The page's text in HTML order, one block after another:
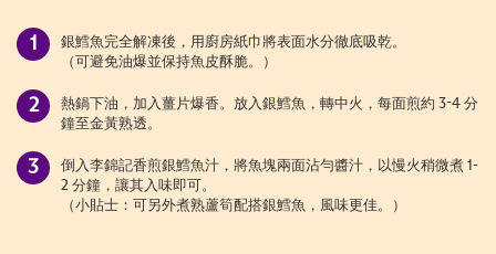
銀鱈魚完全解凍後，用廚房紙巾將表面水分徹底吸乾。
（可避免油爆並保持魚皮酥脆。）
熱鍋下油，加入薑片爆香。放入銀鱈魚，轉中火，每面煎約 3-4 分
鐘至金黃熟透。
倒入李錦記香煎銀鱈魚汁，將魚塊兩面沾勻醬汁，以慢火稍微煮 1-
2 分鐘，讓其入味即可。
（小貼士：可另外煮熟蘆筍配搭銀鱈魚，風味更佳。）